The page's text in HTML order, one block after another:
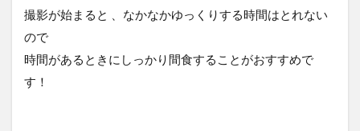
撮影が始まると 、なかなかゆっくりする時間はとれない
ので
時間があるときにしっかり間食することがおすすめで
す！